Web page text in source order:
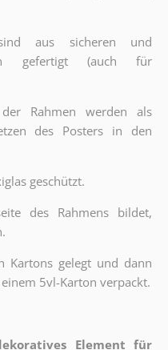
aus sicheren und
gefertigt (auch für
Rahmen werden als
des Posters in den
geschützt.
des Rahmens bildet,
Kartons gelegt und dann
5vl-Karton verpackt.
Element für